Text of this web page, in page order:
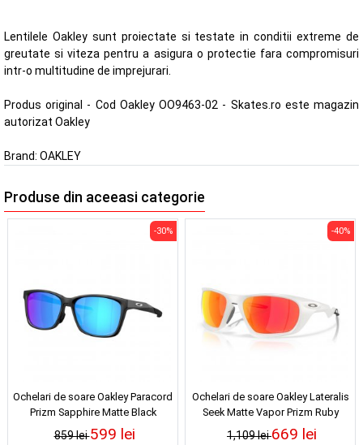
Lentilele Oakley sunt proiectate si testate in conditii extreme de
greutate si viteza pentru a asigura o protectie fara compromisuri
intr-o multitudine de imprejurari.
Produs original - Cod Oakley OO9463-02 - Skates.ro este magazin
autorizat Oakley
Brand: OAKLEY
Produse din aceeasi categorie
Ochelari de soare Oakley Paracord
Prizm Sapphire Matte Black
859 lei
-30%
599 lei
Ochelari de soare Oakley Lateralis
Seek Matte Vapor Prizm Ruby
Polarized
1,109 lei
-40%
669 lei